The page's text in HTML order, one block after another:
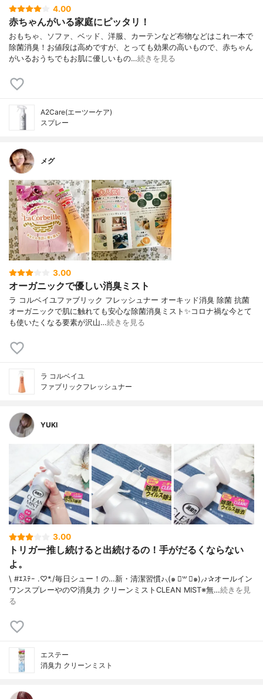
4.00
赤ちゃんがいる家庭にピッタリ！
おもちゃ、ソファ、ベッド、洋服、カーテンなど布物などはこれ一本で
除菌消臭！お値段は高めですが、とっても効果の高いもので、赤ちゃん
がいるおうちでもお肌に優しいもの…続きを見る
A2Care(エーツーケア)
スプレー
メグ
3.00
オーガニックで優しい消臭ミスト
ラ コルベイユファブリック フレッシュナー オーキッド消臭 除菌 抗菌
オーガニックで肌に触れても安心な除菌消臭ミスト✨コロナ禍な今とて
も使いたくなる要素が沢山…続きを見る
ラ コルベイユ
ファブリックフレッシュナー
YUKI
3.00
トリガー推し続けると出続けるの！手がだるくならない
よ。
\ #ｴｽﾃｰ .♡*./ 毎日シュー！の…新・清潔習慣♪⸜(๑ ॑꒳ ॑๑)⸝♪✰オールイン
ワンスプレーやの♡消臭力 クリーンミストCLEAN MIST※無…続きを見
る
エステー
消臭力 クリーンミスト